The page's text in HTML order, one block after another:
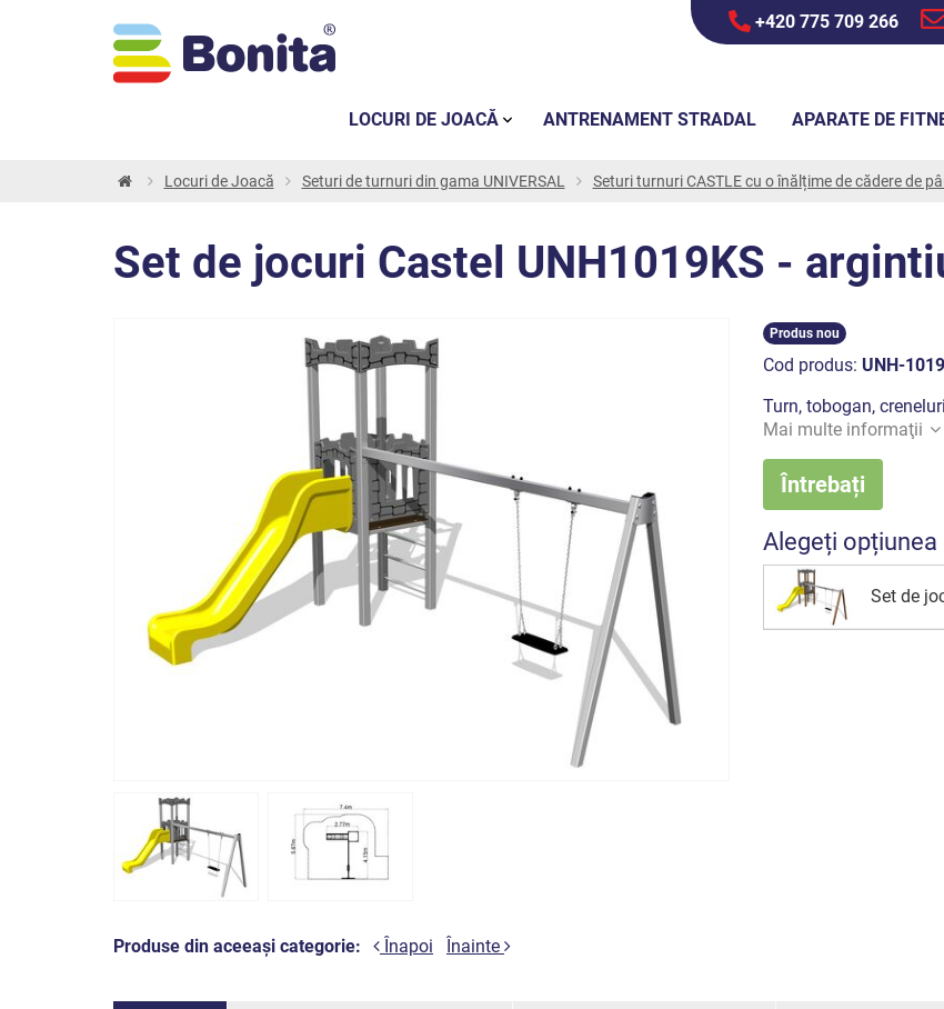
+420 775 709 266
Locuri de Joacă Seturi de turnuri din gama UNIVERSAL Seturi turnuri CASTLE cu o înălțime de cădere de
Set de jocuri Castel UNH1019KS -
Produse din aceeași categorie: Înapoi Înainte
Produs nou
Cod produs: UNH-
Turn, tobogan,
Mai multe informaţii
Întrebați
Alegeți opțiunea
Set de
LOCURI DE JOACĂ ANTRENAMENT STRADAL APARATE DE